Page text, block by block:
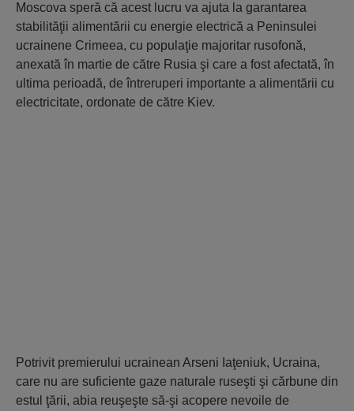
Moscova speră că acest lucru va ajuta la garantarea
stabilităţii alimentării cu energie electrică a Peninsulei
ucrainene Crimeea, cu populaţie majoritar rusofonă,
anexată în martie de către Rusia şi care a fost afectată, în
ultima perioadă, de întreruperi importante a alimentării cu
electricitate, ordonate de către Kiev.
Potrivit premierului ucrainean Arseni Iaţeniuk, Ucraina,
care nu are suficiente gaze naturale ruseşti şi cărbune din
estul ţării, abia reuşeşte să-şi acopere nevoile de